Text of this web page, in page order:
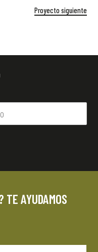
Proyecto siguiente
TE AYUDAMOS